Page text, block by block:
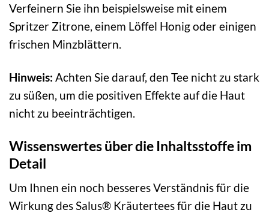
Verfeinern Sie ihn beispielsweise mit einem
Spritzer Zitrone, einem Löffel Honig oder einigen
frischen Minzblättern.
Hinweis: Achten Sie darauf, den Tee nicht zu stark
zu süßen, um die positiven Effekte auf die Haut
nicht zu beeinträchtigen.
Wissenswertes über die Inhaltsstoffe im
Detail
Um Ihnen ein noch besseres Verständnis für die
Wirkung des Salus® Kräutertees für die Haut zu